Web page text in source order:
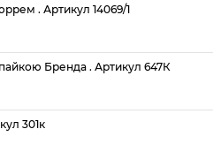
. Артикул 14069/1
Бренда . Артикул 647К
301к